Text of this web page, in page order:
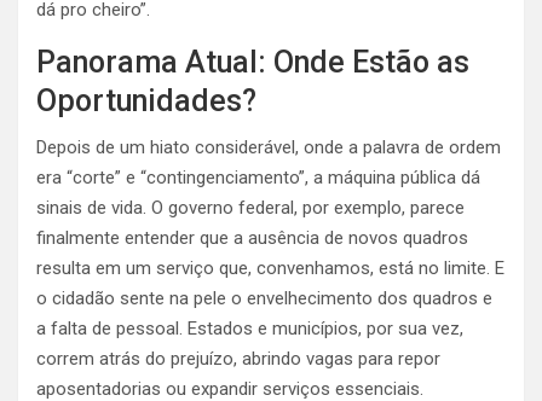
dá pro cheiro”.
Panorama Atual: Onde Estão as
Oportunidades?
Depois de um hiato considerável, onde a palavra de ordem
era “corte” e “contingenciamento”, a máquina pública dá
sinais de vida. O governo federal, por exemplo, parece
finalmente entender que a ausência de novos quadros
resulta em um serviço que, convenhamos, está no limite. E
o cidadão sente na pele o envelhecimento dos quadros e
a falta de pessoal. Estados e municípios, por sua vez,
correm atrás do prejuízo, abrindo vagas para repor
aposentadorias ou expandir serviços essenciais.